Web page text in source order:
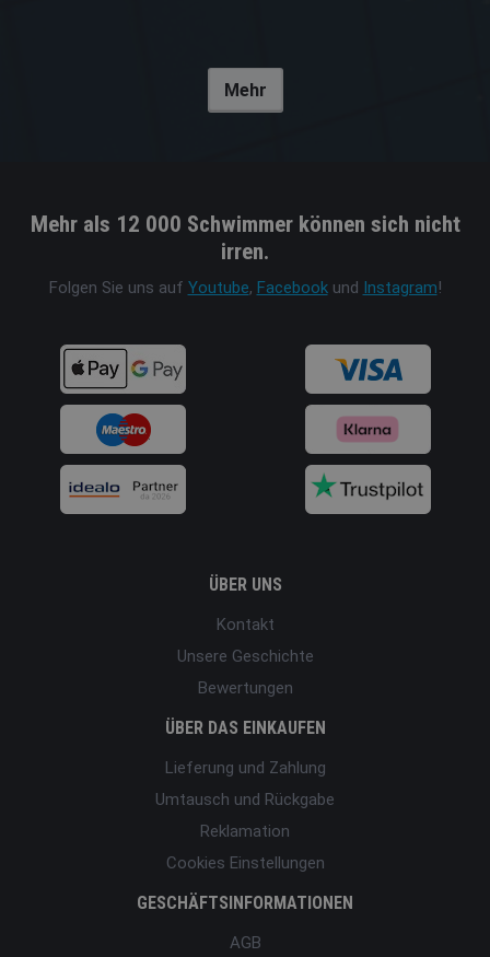
Mehr
Mehr als 12 000 Schwimmer können sich nicht
irren.
Folgen Sie uns auf Youtube, Facebookund Instagram!
ÜBER UNS
Kontakt
Unsere Geschichte
Bewertungen
ÜBER DAS EINKAUFEN
Lieferung und Zahlung
Umtausch und Rückgabe
Reklamation
Cookies Einstellungen
GESCHÄFTSINFORMATIONEN
AGB